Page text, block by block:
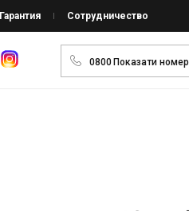
Гарантия Сотрудничество
0800Показати номер